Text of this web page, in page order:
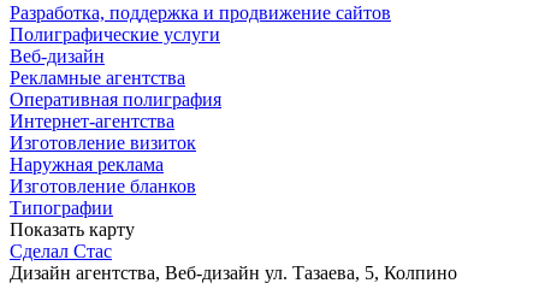
Разработка, поддержка и продвижение сайтов
Полиграфические услуги
Веб-дизайн
Рекламные агентства
Оперативная полиграфия
Интернет-агентства
Изготовление визиток
Наружная реклама
Изготовление бланков
Типографии
Показать карту
Сделал Стас
Дизайн агентства, Веб-дизайн ул. Тазаева, 5, Колпино